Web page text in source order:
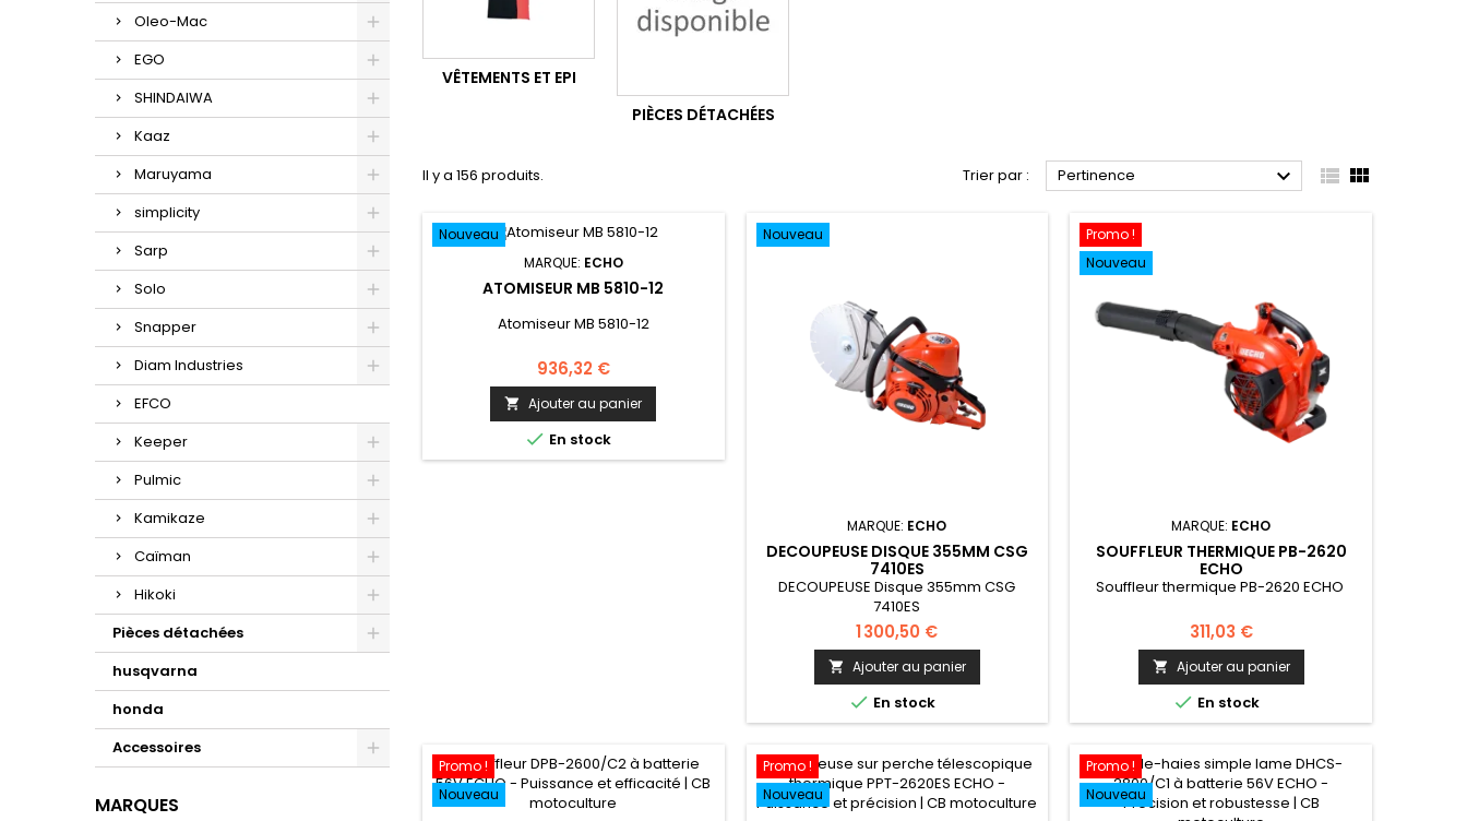
Oleo-Mac
EGO
SHINDAIWA
Kaaz
Maruyama
simplicity
Sarp
Solo
Snapper
Diam Industries
EFCO
Keeper
Pulmic
Kamikaze
Caïman
Hikoki
Pièces détachées
husqvarna
honda
Accessoires
MARQUES
VÊTEMENTS ET EPI
PIÈCES DÉTACHÉES
Il y a 156 produits. Trier par : Pertinence   
Nouveau
MARQUE: ECHO
ATOMISEUR MB 5810-12
Atomiseur MB 5810-12
936,32 €
 Ajouter au panier
 En stock
Nouveau
MARQUE: ECHO
DECOUPEUSE DISQUE 355MM CSG
7410ES
DECOUPEUSE Disque 355mm CSG
7410ES
1 300,50 €
 Ajouter au panier
 En stock
Promo !
Nouveau
MARQUE: ECHO
SOUFFLEUR THERMIQUE PB-2620
ECHO
Souffleur thermique PB-2620 ECHO
311,03 €
 Ajouter au panier
 En stock
Promo !
Nouveau
Promo !
Nouveau
Promo !
Nouveau